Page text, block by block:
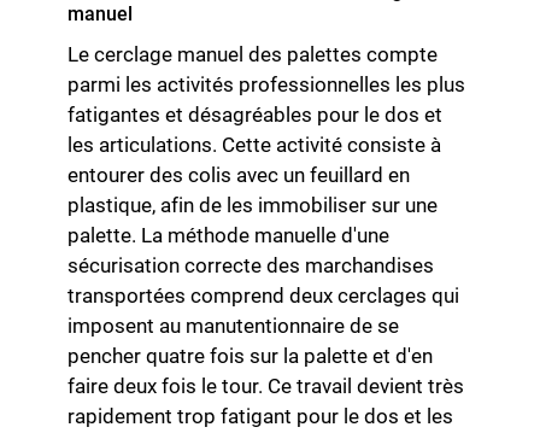
manuel
Le cerclage manuel des palettes compte
parmi les activités professionnelles les plus
fatigantes et désagréables pour le dos et
les articulations. Cette activité consiste à
entourer des colis avec un feuillard en
plastique, afin de les immobiliser sur une
palette. La méthode manuelle d'une
sécurisation correcte des marchandises
transportées comprend deux cerclages qui
imposent au manutentionnaire de se
pencher quatre fois sur la palette et d'en
faire deux fois le tour. Ce travail devient très
rapidement trop fatigant pour le dos et les